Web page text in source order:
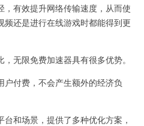
，有效提升网络传输速度，从而使
频还是进行在线游戏时都能得到更
无限免费加速器具有很多优势。
付费，不会产生额外的经济负
和场景，提供了多种优化方案，